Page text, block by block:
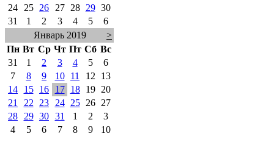
24
25 26 27 28 29 30
31
1 2 3 4 5
6
Январь 2019
>
Пн Вт Ср Чт Пт Сб Вс
31
1 2 3 4 5
6
7
8 9 10 11 12
13
14
15 16 17 18 19
20
21
22 23 24 25 26
27
28
29 30 31 1 2
3
4
5 6 7 8 9 10